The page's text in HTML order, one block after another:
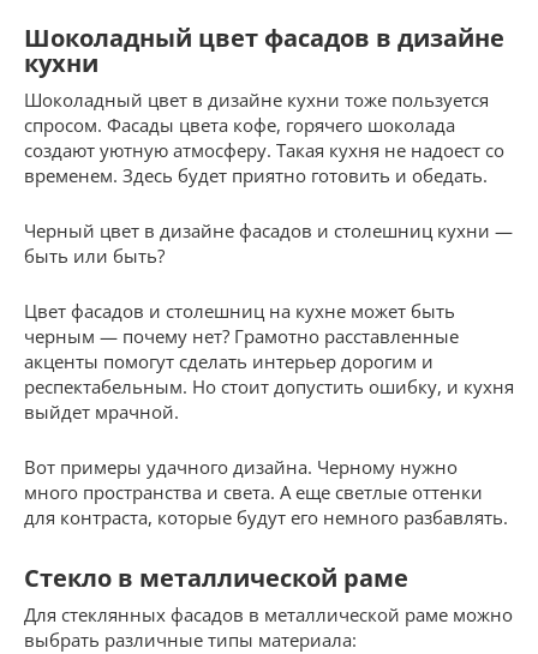
Шоколадный цвет фасадов в дизайне
кухни
Шоколадный цвет в дизайне кухни тоже пользуется
спросом. Фасады цвета кофе, горячего шоколада
создают уютную атмосферу. Такая кухня не надоест со
временем. Здесь будет приятно готовить и обедать.
Черный цвет в дизайне фасадов и столешниц кухни —
быть или быть?
Цвет фасадов и столешниц на кухне может быть
черным — почему нет? Грамотно расставленные
акценты помогут сделать интерьер дорогим и
респектабельным. Но стоит допустить ошибку, и кухня
выйдет мрачной.
Вот примеры удачного дизайна. Черному нужно
много пространства и света. А еще светлые оттенки
для контраста, которые будут его немного разбавлять.
Стекло в металлической раме
Для стеклянных фасадов в металлической раме можно
выбрать различные типы материала: